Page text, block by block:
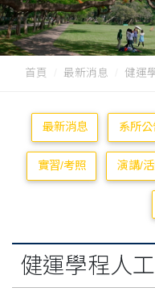
首頁 最新消息 健運
最新消息 系所公
實習/考照 演講/
健運學程人